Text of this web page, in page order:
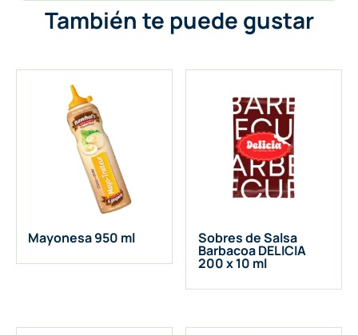
También te puede gustar
Mayonesa 950 ml Sobres de Salsa
Barbacoa DELICIA
200 x 10 ml